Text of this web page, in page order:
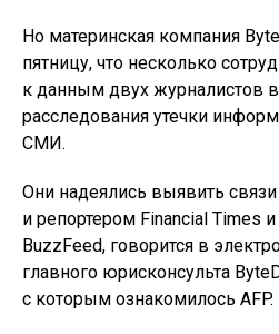
Но материнская компания
пятницу, что несколько
к данным двух журналистов
расследования утечки
СМИ.
Они надеялись выявить
и репортером Financial
BuzzFeed, говорится в
главного юрисконсульта
с которым ознакомилось AFP.